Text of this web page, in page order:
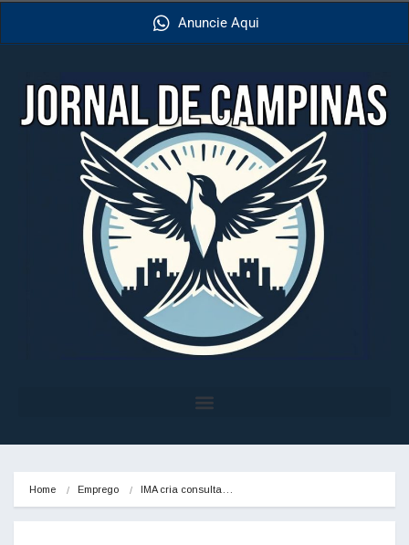
Anuncie Aqui
Home Emprego IMA cria consulta…